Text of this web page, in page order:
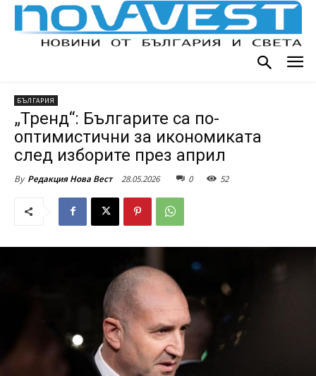
БЪЛГАРИЯ
„Тренд“: Българите са по-
оптимистични за икономиката
след изборите през април
By Редакция Нова Вест 28.05.2026 0 52